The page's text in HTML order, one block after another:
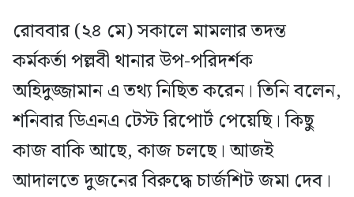
রোববার (২৪ মে) সকালে মামলার তদন্ত
কর্মকর্তা পল্লবী থানার উপ-পরিদর্শক
অহিদুজ্জামান এ তথ্য নিছিত করেন। তিনি বলেন,
শনিবার ডিএনএ টেস্ট রিপোর্ট পেয়েছি। কিছু
কাজ বাকি আছে, কাজ চলছে। আজই
আদালতে দুজনের বিরুদ্ধে চার্জশিট জমা দেব।